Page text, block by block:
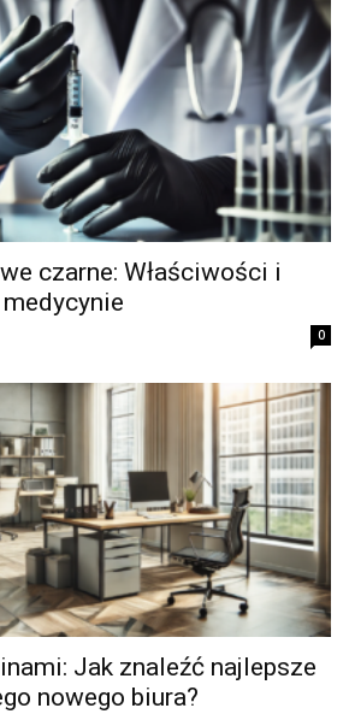
czarne: Właściwości i
0
Jak znaleźć najlepsze
nowego biura?